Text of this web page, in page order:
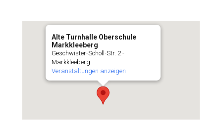
Alte Turnhalle Oberschule
Markkleeberg
Geschwister-Scholl-Str. 2 -
Markkleeberg
Veranstaltungen anzeigen